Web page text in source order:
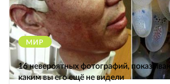
МИР
16 невероятных фотографий,
каким вы его ещё не видели